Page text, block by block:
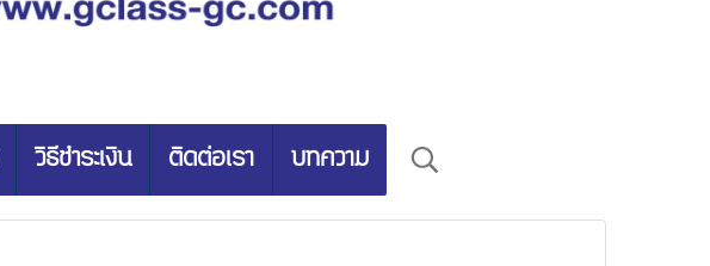
วิธีชำระเงิน ติดต่อเรา บทความ